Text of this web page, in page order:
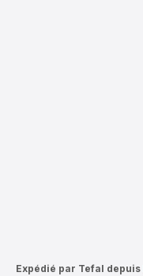
Expédié par Tefal depuis